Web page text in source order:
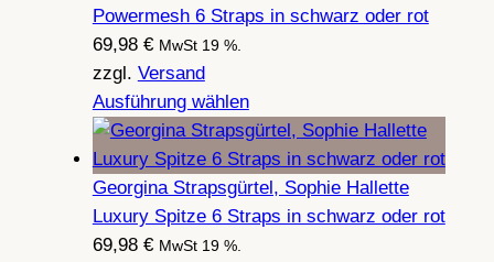
Powermesh 6 Straps in schwarz oder rot
69,98 € MwSt 19 %.
zzgl. Versand
Ausführung wählen
Georgina Strapsgürtel, Sophie Hallette
Luxury Spitze 6 Straps in schwarz oder rot
69,98 € MwSt 19 %.